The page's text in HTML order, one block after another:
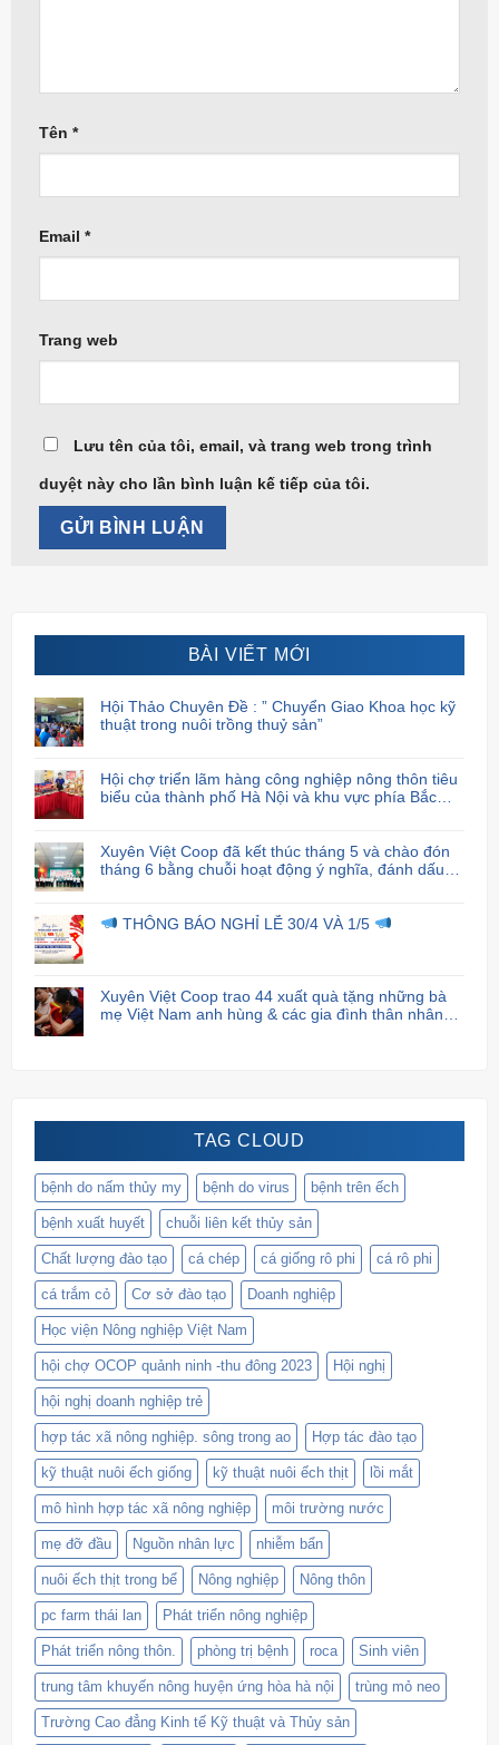
Tên *
Email *
Trang web
Lưu tên của tôi, email, và trang web trong trình
duyệt này cho lần bình luận kế tiếp của tôi.
BÀI VIẾT MỚI
Hội Thảo Chuyên Đề : ” Chuyển Giao Khoa học kỹ
thuật trong nuôi trồng thuỷ sản”
Hội chợ triển lãm hàng công nghiệp nông thôn tiêu
biểu của thành phố Hà Nội và khu vực phía Bắc
Xuyên Việt Coop đã kết thúc tháng 5 và chào đón
tháng 6 bằng chuỗi hoạt động ý nghĩa, đánh dấu
THÔNG BÁO NGHỈ LỄ 30/4 VÀ 1/5
Xuyên Việt Coop trao 44 xuất quà tặng những bà
mẹ Việt Nam anh hùng & các gia đình thân nhân
TAG CLOUD
bệnh do nấm thủy my bệnh do virus bệnh trên ếch
bệnh xuất huyết chuỗi liên kết thủy sản
Chất lượng đào tạo cá chép cá giống rô phi cá rô phi
cá trắm cỏ Cơ sở đào tạo Doanh nghiệp
Học viện Nông nghiệp Việt Nam
hội chợ OCOP quảnh ninh -thu đông 2023 Hội nghị
hội nghị doanh nghiệp trẻ
hợp tác xã nông nghiệp. sông trong ao Hợp tác đào tạo
kỹ thuật nuôi ếch giống kỹ thuật nuôi ếch thịt lồi mắt
mô hình hợp tác xã nông nghiệp môi trường nước
mẹ đỡ đầu Nguồn nhân lực nhiễm bẩn
nuôi ếch thịt trong bể Nông nghiệp Nông thôn
pc farm thái lan Phát triển nông nghiệp
Phát triển nông thôn. phòng trị bệnh roca Sinh viên
trung tâm khuyến nông huyện ứng hòa hà nội trùng mỏ neo
Trường Cao đẳng Kinh tế Kỹ thuật và Thủy sản